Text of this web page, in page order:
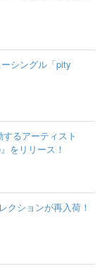
シングル「pity
るアーティスト
をリリース！
クションが再入荷！